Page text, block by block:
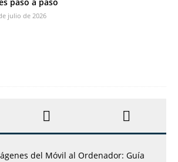
julio de 2026
del Móvil al Ordenador: Guía